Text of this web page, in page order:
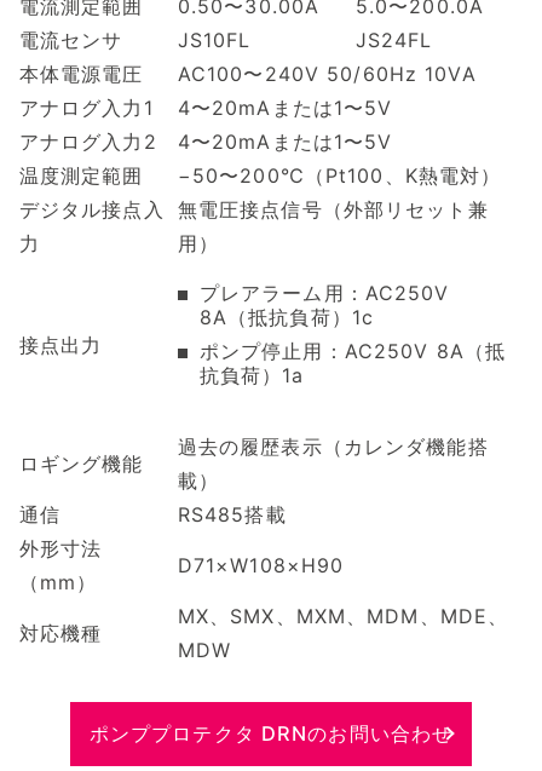
電流測定範囲
0.50〜30.00A
5.0〜200.0A
電流センサ
JS10FL
JS24FL
本体電源電圧
AC100〜240V 50/60Hz 10VA
アナログ入力1
4〜20mAまたは1〜5V
アナログ入力2
4〜20mAまたは1〜5V
温度測定範囲
−50〜200℃（Pt100、K熱電対）
デジタル接点入
力
無電圧接点信号（外部リセット兼
用）
接点出力
プレアラーム用：AC250V
8A（抵抗負荷）1c
ポンプ停止用：AC250V 8A（抵
抗負荷）1a
ロギング機能
過去の履歴表示（カレンダ機能搭
載）
通信
RS485搭載
外形寸法
（mm）
D71×W108×H90
対応機種
MX、SMX、MXM、MDM、MDE、
MDW
ポンププロテクタ DRNのお問い合わせ